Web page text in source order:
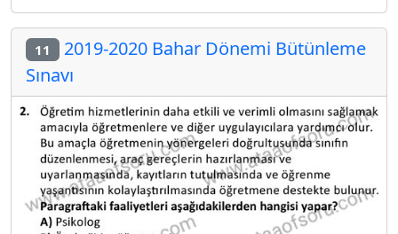
11 2019-2020 Bahar Dönemi Bütünleme
Sınavı